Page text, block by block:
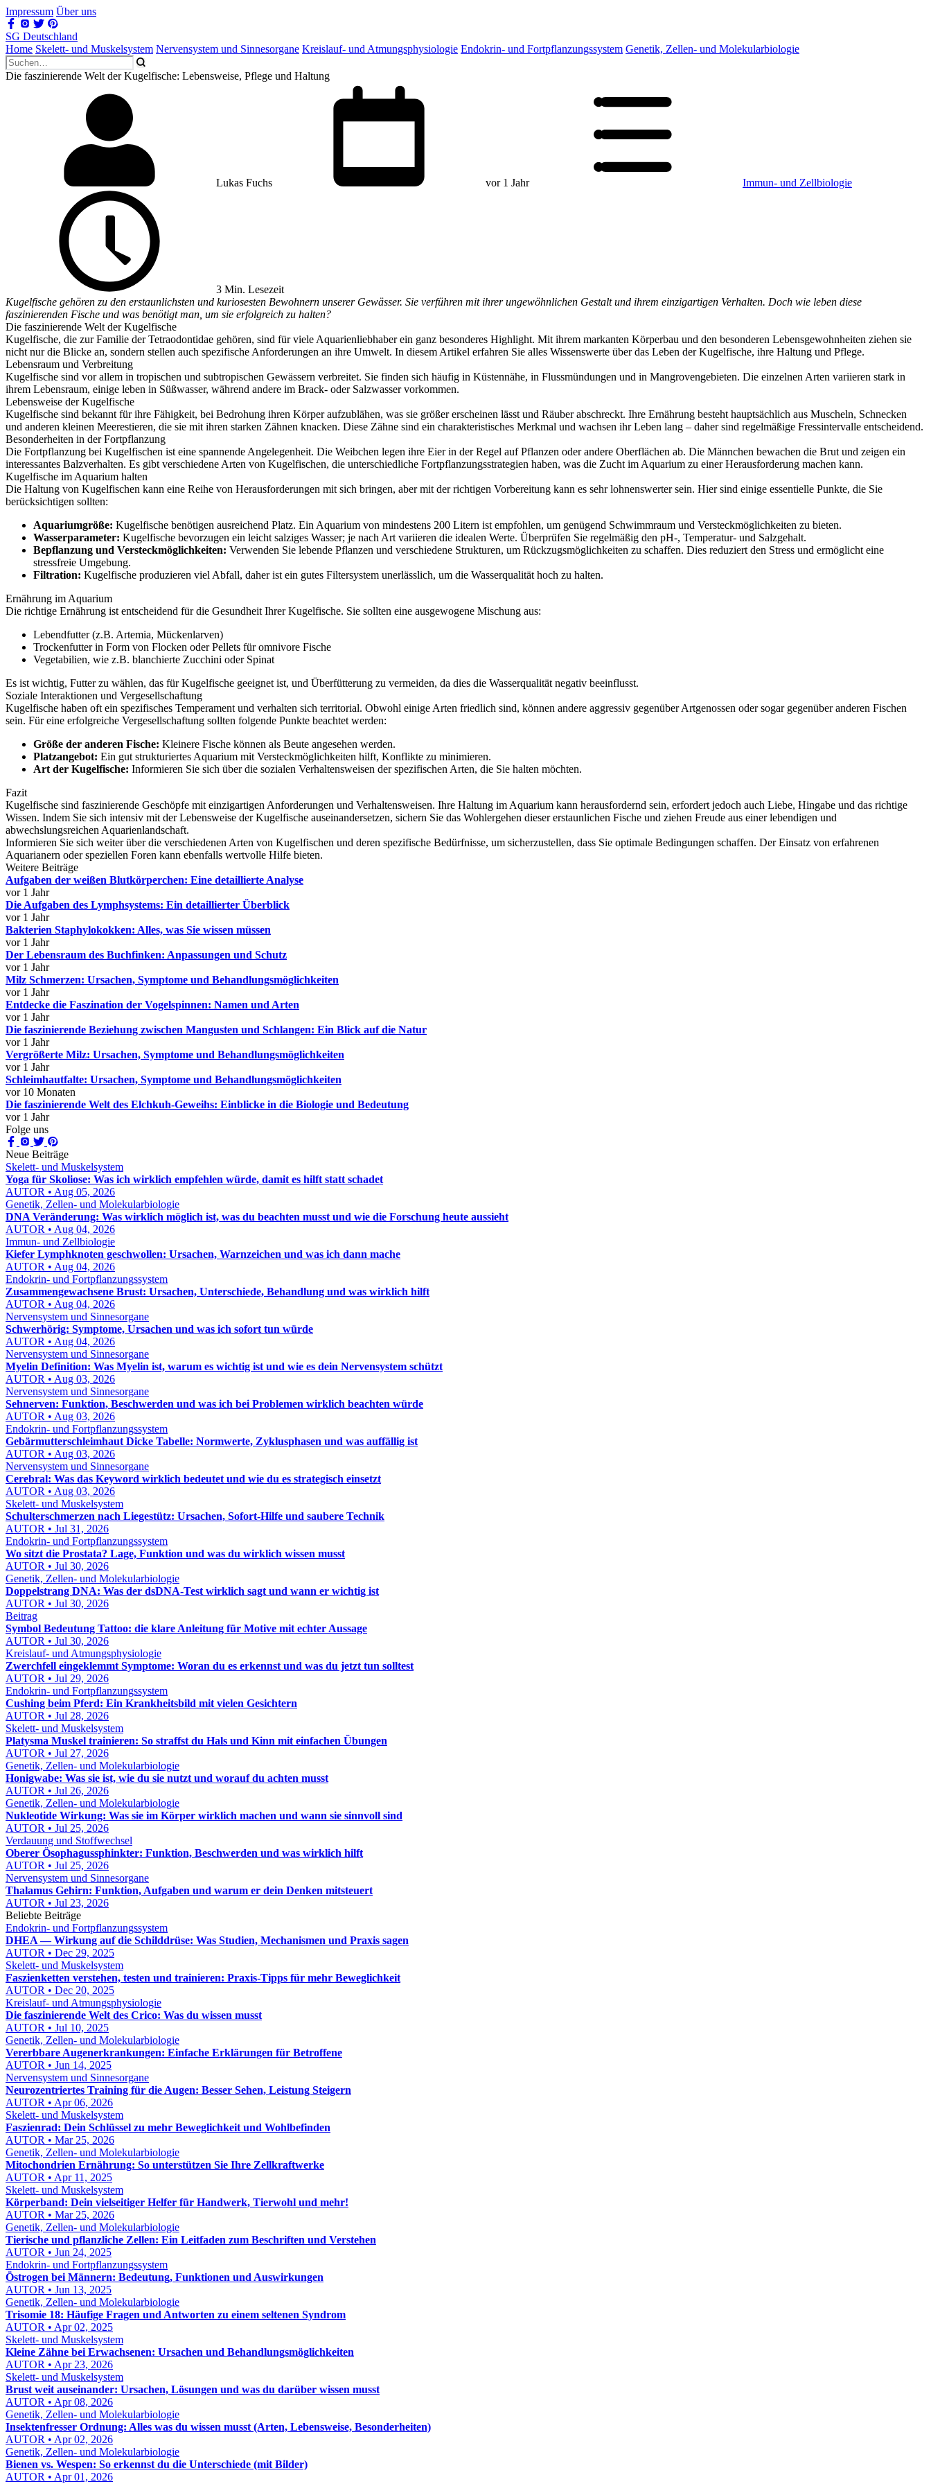
Impressum Über uns
SG Deutschland
Home Skelett- und Muskelsystem Nervensystem und Sinnesorgane Kreislauf- und Atmungsphysiologie Endokrin- und Fortpflanzungssystem Genetik, Zellen- und Molekularbiologie
Die faszinierende Welt der Kugelfische: Lebensweise, Pflege und Haltung
Lukas Fuchs vor 1 Jahr Immun- und Zellbiologie
3 Min. Lesezeit
Kugelfische gehören zu den erstaunlichsten und kuriosesten Bewohnern unserer Gewässer. Sie verführen mit ihrer ungewöhnlichen Gestalt und ihrem einzigartigen Verhalten. Doch wie leben diese
faszinierenden Fische und was benötigt man, um sie erfolgreich zu halten?
Die faszinierende Welt der Kugelfische
Kugelfische, die zur Familie der Tetraodontidae gehören, sind für viele Aquarienliebhaber ein ganz besonderes Highlight. Mit ihrem markanten Körperbau und den besonderen Lebensgewohnheiten ziehen sie
nicht nur die Blicke an, sondern stellen auch spezifische Anforderungen an ihre Umwelt. In diesem Artikel erfahren Sie alles Wissenswerte über das Leben der Kugelfische, ihre Haltung und Pflege.
Lebensraum und Verbreitung
Kugelfische sind vor allem in tropischen und subtropischen Gewässern verbreitet. Sie finden sich häufig in Küstennähe, in Flussmündungen und in Mangrovengebieten. Die einzelnen Arten variieren stark in
ihrem Lebensraum, einige leben in Süßwasser, während andere im Brack- oder Salzwasser vorkommen.
Lebensweise der Kugelfische
Kugelfische sind bekannt für ihre Fähigkeit, bei Bedrohung ihren Körper aufzublähen, was sie größer erscheinen lässt und Räuber abschreckt. Ihre Ernährung besteht hauptsächlich aus Muscheln, Schnecken
und anderen kleinen Meerestieren, die sie mit ihren starken Zähnen knacken. Diese Zähne sind ein charakteristisches Merkmal und wachsen ihr Leben lang – daher sind regelmäßige Fressintervalle entscheidend.
Besonderheiten in der Fortpflanzung
Die Fortpflanzung bei Kugelfischen ist eine spannende Angelegenheit. Die Weibchen legen ihre Eier in der Regel auf Pflanzen oder andere Oberflächen ab. Die Männchen bewachen die Brut und zeigen ein
interessantes Balzverhalten. Es gibt verschiedene Arten von Kugelfischen, die unterschiedliche Fortpflanzungsstrategien haben, was die Zucht im Aquarium zu einer Herausforderung machen kann.
Kugelfische im Aquarium halten
Die Haltung von Kugelfischen kann eine Reihe von Herausforderungen mit sich bringen, aber mit der richtigen Vorbereitung kann es sehr lohnenswerter sein. Hier sind einige essentielle Punkte, die Sie
berücksichtigen sollten:
Aquariumgröße: Kugelfische benötigen ausreichend Platz. Ein Aquarium von mindestens 200 Litern ist empfohlen, um genügend Schwimmraum und Versteckmöglichkeiten zu bieten.
Wasserparameter: Kugelfische bevorzugen ein leicht salziges Wasser; je nach Art variieren die idealen Werte. Überprüfen Sie regelmäßig den pH-, Temperatur- und Salzgehalt.
Bepflanzung und Versteckmöglichkeiten: Verwenden Sie lebende Pflanzen und verschiedene Strukturen, um Rückzugsmöglichkeiten zu schaffen. Dies reduziert den Stress und ermöglicht eine
stressfreie Umgebung.
Filtration: Kugelfische produzieren viel Abfall, daher ist ein gutes Filtersystem unerlässlich, um die Wasserqualität hoch zu halten.
Ernährung im Aquarium
Die richtige Ernährung ist entscheidend für die Gesundheit Ihrer Kugelfische. Sie sollten eine ausgewogene Mischung aus:
Lebendfutter (z.B. Artemia, Mückenlarven)
Trockenfutter in Form von Flocken oder Pellets für omnivore Fische
Vegetabilien, wie z.B. blanchierte Zucchini oder Spinat
Es ist wichtig, Futter zu wählen, das für Kugelfische geeignet ist, und Überfütterung zu vermeiden, da dies die Wasserqualität negativ beeinflusst.
Soziale Interaktionen und Vergesellschaftung
Kugelfische haben oft ein spezifisches Temperament und verhalten sich territorial. Obwohl einige Arten friedlich sind, können andere aggressiv gegenüber Artgenossen oder sogar gegenüber anderen Fischen
sein. Für eine erfolgreiche Vergesellschaftung sollten folgende Punkte beachtet werden:
Größe der anderen Fische: Kleinere Fische können als Beute angesehen werden.
Platzangebot: Ein gut strukturiertes Aquarium mit Versteckmöglichkeiten hilft, Konflikte zu minimieren.
Art der Kugelfische: Informieren Sie sich über die sozialen Verhaltensweisen der spezifischen Arten, die Sie halten möchten.
Fazit
Kugelfische sind faszinierende Geschöpfe mit einzigartigen Anforderungen und Verhaltensweisen. Ihre Haltung im Aquarium kann herausfordernd sein, erfordert jedoch auch Liebe, Hingabe und das richtige
Wissen. Indem Sie sich intensiv mit der Lebensweise der Kugelfische auseinandersetzen, sichern Sie das Wohlergehen dieser erstaunlichen Fische und ziehen Freude aus einer lebendigen und
abwechslungsreichen Aquarienlandschaft.
Informieren Sie sich weiter über die verschiedenen Arten von Kugelfischen und deren spezifische Bedürfnisse, um sicherzustellen, dass Sie optimale Bedingungen schaffen. Der Einsatz von erfahrenen
Aquarianern oder speziellen Foren kann ebenfalls wertvolle Hilfe bieten.
Weitere Beiträge
Aufgaben der weißen Blutkörperchen: Eine detaillierte Analyse
vor 1 Jahr
Die Aufgaben des Lymphsystems: Ein detaillierter Überblick
vor 1 Jahr
Bakterien Staphylokokken: Alles, was Sie wissen müssen
vor 1 Jahr
Der Lebensraum des Buchfinken: Anpassungen und Schutz
vor 1 Jahr
Milz Schmerzen: Ursachen, Symptome und Behandlungsmöglichkeiten
vor 1 Jahr
Entdecke die Faszination der Vogelspinnen: Namen und Arten
vor 1 Jahr
Die faszinierende Beziehung zwischen Mangusten und Schlangen: Ein Blick auf die Natur
vor 1 Jahr
Vergrößerte Milz: Ursachen, Symptome und Behandlungsmöglichkeiten
vor 1 Jahr
Schleimhautfalte: Ursachen, Symptome und Behandlungsmöglichkeiten
vor 10 Monaten
Die faszinierende Welt des Elchkuh-Geweihs: Einblicke in die Biologie und Bedeutung
vor 1 Jahr
Folge uns
Neue Beiträge
Skelett- und Muskelsystem
Yoga für Skoliose: Was ich wirklich empfehlen würde, damit es hilft statt schadet
AUTOR • Aug 05, 2026
Genetik, Zellen- und Molekularbiologie
DNA Veränderung: Was wirklich möglich ist, was du beachten musst und wie die Forschung heute aussieht
AUTOR • Aug 04, 2026
Immun- und Zellbiologie
Kiefer Lymphknoten geschwollen: Ursachen, Warnzeichen und was ich dann mache
AUTOR • Aug 04, 2026
Endokrin- und Fortpflanzungssystem
Zusammengewachsene Brust: Ursachen, Unterschiede, Behandlung und was wirklich hilft
AUTOR • Aug 04, 2026
Nervensystem und Sinnesorgane
Schwerhörig: Symptome, Ursachen und was ich sofort tun würde
AUTOR • Aug 04, 2026
Nervensystem und Sinnesorgane
Myelin Definition: Was Myelin ist, warum es wichtig ist und wie es dein Nervensystem schützt
AUTOR • Aug 03, 2026
Nervensystem und Sinnesorgane
Sehnerven: Funktion, Beschwerden und was ich bei Problemen wirklich beachten würde
AUTOR • Aug 03, 2026
Endokrin- und Fortpflanzungssystem
Gebärmutterschleimhaut Dicke Tabelle: Normwerte, Zyklusphasen und was auffällig ist
AUTOR • Aug 03, 2026
Nervensystem und Sinnesorgane
Cerebral: Was das Keyword wirklich bedeutet und wie du es strategisch einsetzt
AUTOR • Aug 03, 2026
Skelett- und Muskelsystem
Schulterschmerzen nach Liegestütz: Ursachen, Sofort-Hilfe und saubere Technik
AUTOR • Jul 31, 2026
Endokrin- und Fortpflanzungssystem
Wo sitzt die Prostata? Lage, Funktion und was du wirklich wissen musst
AUTOR • Jul 30, 2026
Genetik, Zellen- und Molekularbiologie
Doppelstrang DNA: Was der dsDNA-Test wirklich sagt und wann er wichtig ist
AUTOR • Jul 30, 2026
Beitrag
Symbol Bedeutung Tattoo: die klare Anleitung für Motive mit echter Aussage
AUTOR • Jul 30, 2026
Kreislauf- und Atmungsphysiologie
Zwerchfell eingeklemmt Symptome: Woran du es erkennst und was du jetzt tun solltest
AUTOR • Jul 29, 2026
Endokrin- und Fortpflanzungssystem
Cushing beim Pferd: Ein Krankheitsbild mit vielen Gesichtern
AUTOR • Jul 28, 2026
Skelett- und Muskelsystem
Platysma Muskel trainieren: So straffst du Hals und Kinn mit einfachen Übungen
AUTOR • Jul 27, 2026
Genetik, Zellen- und Molekularbiologie
Honigwabe: Was sie ist, wie du sie nutzt und worauf du achten musst
AUTOR • Jul 26, 2026
Genetik, Zellen- und Molekularbiologie
Nukleotide Wirkung: Was sie im Körper wirklich machen und wann sie sinnvoll sind
AUTOR • Jul 25, 2026
Verdauung und Stoffwechsel
Oberer Ösophagussphinkter: Funktion, Beschwerden und was wirklich hilft
AUTOR • Jul 25, 2026
Nervensystem und Sinnesorgane
Thalamus Gehirn: Funktion, Aufgaben und warum er dein Denken mitsteuert
AUTOR • Jul 23, 2026
Beliebte Beiträge
Endokrin- und Fortpflanzungssystem
DHEA — Wirkung auf die Schilddrüse: Was Studien, Mechanismen und Praxis sagen
AUTOR • Dec 29, 2025
Skelett- und Muskelsystem
Faszienketten verstehen, testen und trainieren: Praxis‑Tipps für mehr Beweglichkeit
AUTOR • Dec 20, 2025
Kreislauf- und Atmungsphysiologie
Die faszinierende Welt des Crico: Was du wissen musst
AUTOR • Jul 10, 2025
Genetik, Zellen- und Molekularbiologie
Vererbbare Augenerkrankungen: Einfache Erklärungen für Betroffene
AUTOR • Jun 14, 2025
Nervensystem und Sinnesorgane
Neurozentriertes Training für die Augen: Besser Sehen, Leistung Steigern
AUTOR • Apr 06, 2026
Skelett- und Muskelsystem
Faszienrad: Dein Schlüssel zu mehr Beweglichkeit und Wohlbefinden
AUTOR • Mar 25, 2026
Genetik, Zellen- und Molekularbiologie
Mitochondrien Ernährung: So unterstützen Sie Ihre Zellkraftwerke
AUTOR • Apr 11, 2025
Skelett- und Muskelsystem
Körperband: Dein vielseitiger Helfer für Handwerk, Tierwohl und mehr!
AUTOR • Mar 25, 2026
Genetik, Zellen- und Molekularbiologie
Tierische und pflanzliche Zellen: Ein Leitfaden zum Beschriften und Verstehen
AUTOR • Jun 24, 2025
Endokrin- und Fortpflanzungssystem
Östrogen bei Männern: Bedeutung, Funktionen und Auswirkungen
AUTOR • Jun 13, 2025
Genetik, Zellen- und Molekularbiologie
Trisomie 18: Häufige Fragen und Antworten zu einem seltenen Syndrom
AUTOR • Apr 02, 2025
Skelett- und Muskelsystem
Kleine Zähne bei Erwachsenen: Ursachen und Behandlungsmöglichkeiten
AUTOR • Apr 23, 2026
Skelett- und Muskelsystem
Brust weit auseinander: Ursachen, Lösungen und was du darüber wissen musst
AUTOR • Apr 08, 2026
Genetik, Zellen- und Molekularbiologie
Insektenfresser Ordnung: Alles was du wissen musst (Arten, Lebensweise, Besonderheiten)
AUTOR • Apr 02, 2026
Genetik, Zellen- und Molekularbiologie
Bienen vs. Wespen: So erkennst du die Unterschiede (mit Bilder)
AUTOR • Apr 01, 2026